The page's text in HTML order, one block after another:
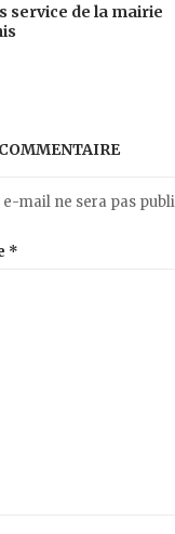
service de la mairie
mail ne sera pas
*